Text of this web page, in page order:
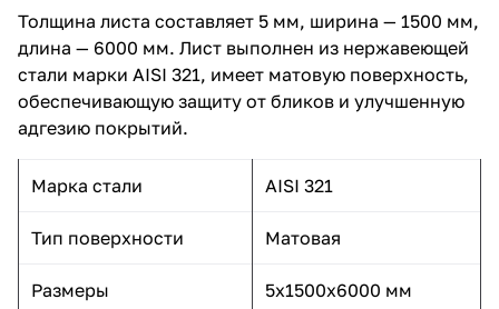
Толщина листа составляет 5 мм, ширина — 1500 мм,
длина — 6000 мм. Лист выполнен из нержавеющей
стали марки AISI 321, имеет матовую поверхность,
обеспечивающую защиту от бликов и улучшенную
адгезию покрытий.
Марка стали AISI 321
Тип поверхности Матовая
Размеры 5x1500x6000 мм